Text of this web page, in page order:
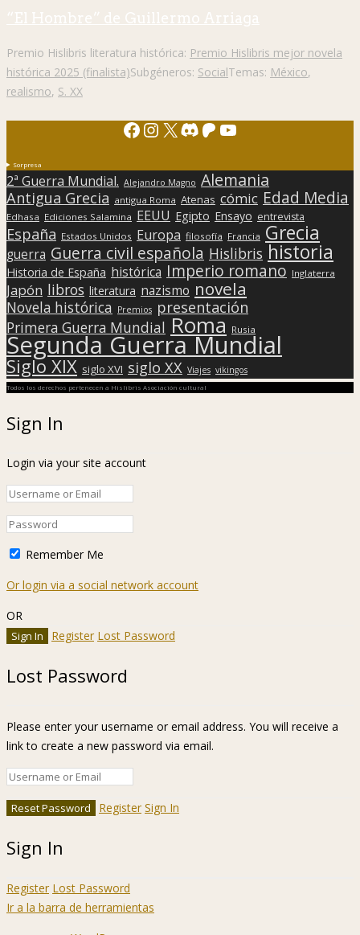
“El Hombre” de Guillermo Arriaga
Premio Hislibris literatura histórica: Premio Hislibris mejor novela
histórica 2025 (finalista)Subgéneros: SocialTemas: México,
realismo, S. XX
Facebook
Instagram
X Discord
Patreon
YouTube
Sorpresa
2ª Guerra Mundial. Alejandro Magno Alemania
Antigua Grecia antigua Roma Atenas cómic Edad Media
Edhasa Ediciones Salamina EEUU Egipto Ensayo entrevista
España Estados Unidos Europa filosofía Francia Grecia
guerra Guerra civil española Hislibris historia
Historia de España histórica Imperio romano Inglaterra
Japón libros literatura nazismo novela
Novela histórica Premios presentación
Primera Guerra Mundial Roma Rusia
Segunda Guerra Mundial
Siglo XIX siglo XVI siglo XX Viajes vikingos
Todos los derechos pertenecen a Hislibris Asociación cultural
Sign In
Login via your site account
Remember Me
Or login via a social network account
OR
Register Lost Password
Lost Password
Please enter your username or email address. You will receive a
link to create a new password via email.
Register Sign In
Sign In
Register Lost Password
Ir a la barra de herramientas